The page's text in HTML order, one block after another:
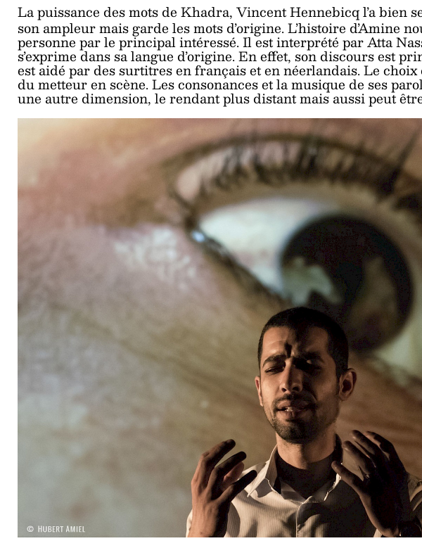
La puissance des mots de Khadra, Vincent Hennebicq l’a bien
son ampleur mais garde les mots d’origine. L’histoire d’Amine
personne par le principal intéressé. Il est interprété par Atta
s’exprime dans sa langue d’origine. En effet, son discours est
est aidé par des surtitres en français et en néerlandais. Le
du metteur en scène. Les consonances et la musique de ses
une autre dimension, le rendant plus distant mais aussi peut